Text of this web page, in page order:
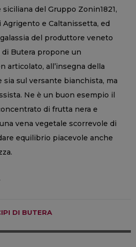
del Gruppo Zonin1821,
e Caltanissetta, ed
del produttore veneto
di Butera propone un
articolato, all’insegna della
sia sul versante bianchista, ma
Ne è un buon esempio il
di frutta nera e
vena vegetale scorrevole di
equilibrio piacevole anche
DI BUTERA